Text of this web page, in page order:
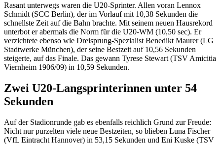
Rasant unterwegs waren die U20-Sprinter. Allen voran Lennox
Schmidt (SCC Berlin), der im Vorlauf mit 10,38 Sekunden die
schnellste Zeit auf die Bahn brachte. Mit seinem neuen Hausrekord
unterbot er abermals die Norm für die U20-WM (10,50 sec). Er
verzichtete ebenso wie Dreisprung-Spezialist Benedikt Maurer (LG
Stadtwerke München), der seine Bestzeit auf 10,56 Sekunden
steigerte, auf das Finale. Das gewann Tyrese Stewart (TSV Amicitia
Viernheim 1906/09) in 10,59 Sekunden.
Zwei U20-Langsprinterinnen unter 54
Sekunden
Auf der Stadionrunde gab es ebenfalls reichlich Grund zur Freude:
Nicht nur purzelten viele neue Bestzeiten, so blieben Luna Fischer
(VfL Eintracht Hannover) in 53,15 Sekunden und Eni Kuske (TSV